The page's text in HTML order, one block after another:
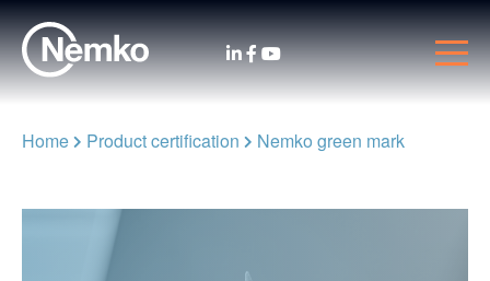
Home Product certification Nemko green mark